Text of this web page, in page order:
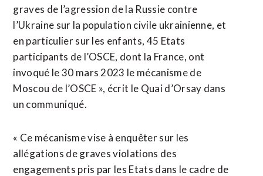
graves de l’agression de la Russie contre
l’Ukraine sur la population civile ukrainienne, et
en particulier sur les enfants, 45 Etats
participants de l’OSCE, dont la France, ont
invoqué le 30 mars 2023 le mécanisme de
Moscou de l’OSCE », écrit le Quai d’Orsay dans
un communiqué.
« Ce mécanisme vise à enquêter sur les
allégations de graves violations des
engagements pris par les Etats dans le cadre de